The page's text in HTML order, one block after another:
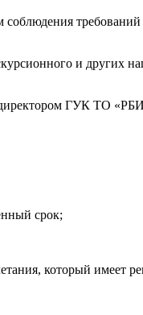
требований
и других
директором ГУК ТО
срок;
который имеет